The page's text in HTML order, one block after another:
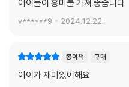
아이들이 흥미를 가져 좋습니다
v******9 2024.12.22.
종이책 구매
아이가 재미있어해요